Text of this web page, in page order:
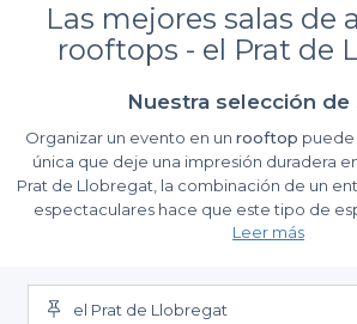
Las mejores salas de
rooftops - el Prat de
Nuestra selección de
Organizar un evento en un rooftop puede
única que deje una impresión duradera
Prat de Llobregat, la combinación de un
espectaculares hace que este tipo de
para cualquier celebración, desde
agradable, sino que también podrás
distendida que uno de estos maravillosos
La facilidad de reservar a través
UtilizandoPrivateaser, encontramos y
Leer más
el Prat de Llobregat